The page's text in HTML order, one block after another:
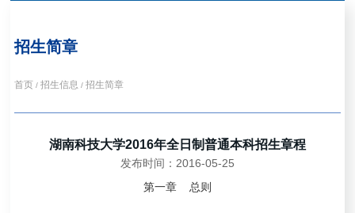
招生简章
首页/招生信息/招生简章
湖南科技大学2016年全日制普通本科招生章程
发布时间：2016-05-25
第一章 总则